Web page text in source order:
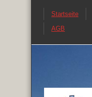
Startseite
AGB